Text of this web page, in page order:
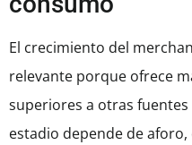
El crecimiento del
relevante porque ofrece
superiores a otras fuentes
estadio depende de